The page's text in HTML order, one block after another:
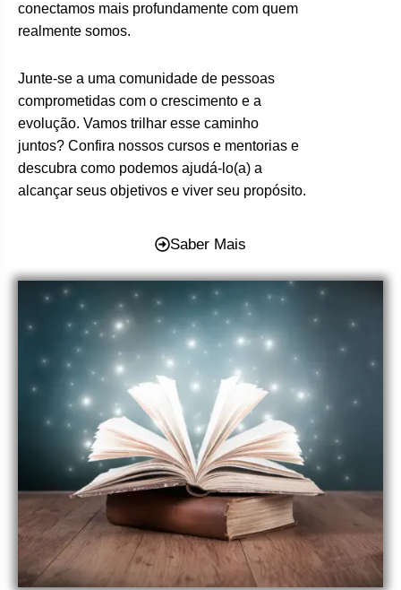
conectamos mais profundamente com quem
realmente somos.
Junte-se a uma comunidade de pessoas
comprometidas com o crescimento e a
evolução. Vamos trilhar esse caminho
juntos? Confira nossos cursos e mentorias e
descubra como podemos ajudá-lo(a) a
alcançar seus objetivos e viver seu propósito.
Saber Mais